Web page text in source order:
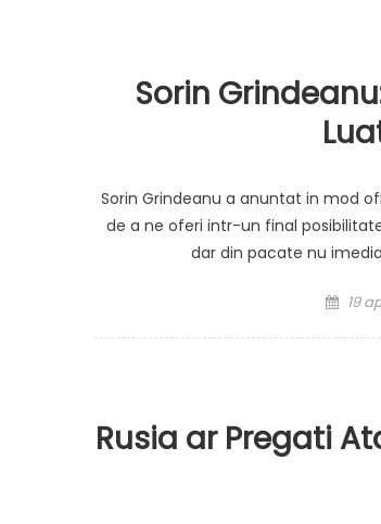
Sorin
Sorin Grindeanu a anuntat in mod
de a ne oferi intr-un final
dar din pacate nu
19
Rusia ar Pregati